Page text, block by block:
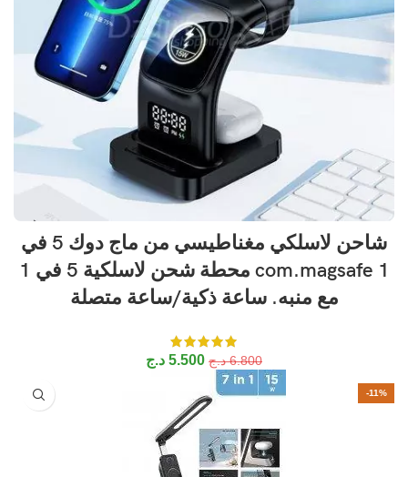
شاحن لاسلكي مغناطيسي من ماج دوك 5 في
1 com.magsafe محطة شحن لاسلكية 5 في 1
مع منبه. ساعة ذكية/ساعة متصلة
6.800 د.ج 5.500 د.ج
-11%